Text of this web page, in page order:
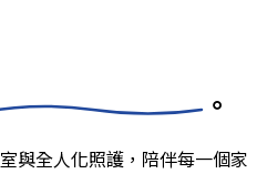
。
與全人化照護，陪伴每一個家